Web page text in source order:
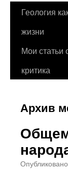
Перейти
содержимому
Геология
жизни
Мои статьи
критика
Архив
Опубликовано